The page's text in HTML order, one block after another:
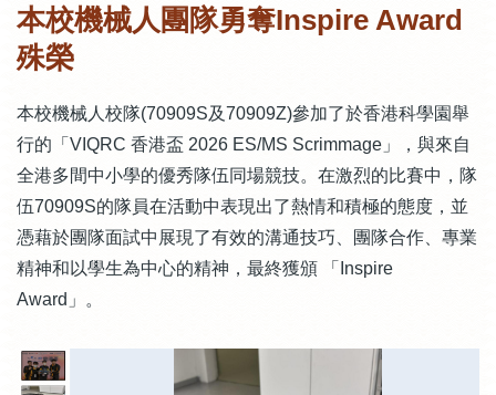
本校機械人團隊勇奪Inspire Award
殊榮
本校機械人校隊(70909S及70909Z)參加了於香港科學園舉
行的「VIQRC 香港盃 2026 ES/MS Scrimmage」，與來自
全港多間中小學的優秀隊伍同場競技。在激烈的比賽中，隊
伍70909S的隊員在活動中表現出了熱情和積極的態度，並
憑藉於團隊面試中展現了有效的溝通技巧、團隊合作、專業
精神和以學生為中心的精神，最終獲頒 「Inspire
Award」。